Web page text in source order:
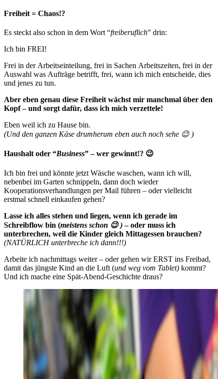
Freiheit = Chaos!?
Es steckt also schon in dem Wort “freiberuflich” drin:
Ich bin FREI!
Frei in der Arbeitseinteilung, frei in Sachen Arbeitszeiten, frei in der
Auswahl was Aufträge betrifft, frei, wann ich mich entscheide, dies
und jenes zu tun.
Aber eben genau diese Freiheit wächst mir manchmal über den
Kopf – und sorgt dafür, dass ich mich verzettele!
Eben weil ich zu Hause bin.
(Und den ganzen Käse drumherum eben auch noch sehe 😉 )
Haushalt oder “Business” – wer gewinnt!? 😉
Ich bin frei und könnte jetzt Wäsche waschen, wann ich will,
nebenbei im Garten schnippeln, dann doch wieder
Kooperationsverhandlungen per Mail führen – oder vielleicht
erstmal schnell einkaufen gehen?
Lasse ich alles stehen und liegen, wenn ich gerade im
Schreibflow bin (meistens schon 😉 )– oder muss ich
unterbrechen, weil die Kinder gleich Mittagessen brauchen?
(NATÜRLICH unterbreche ich dann!!!)
Arbeite ich nachmittags weiter – oder gehen wir ERST ins Freibad,
damit das jüngste Kind an die Luft (und weg vom Tablet) kommt?
Und ich mache eine Spät-Abend-Geschichte draus?